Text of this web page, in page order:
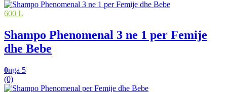
600 L
Shampo Phenomenal 3 ne 1 per Femije
dhe Bebe
0nga 5
(0)